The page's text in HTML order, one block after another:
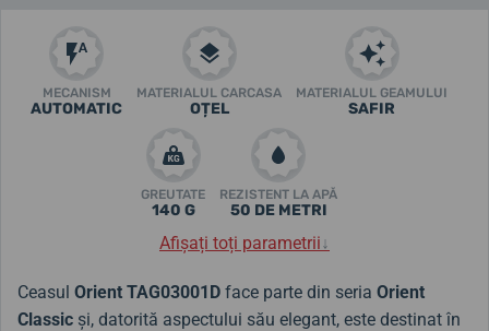
MECANISM
AUTOMATIC
MATERIALUL CARCASA
OȚEL
MATERIALUL GEAMULUI
SAFIR
GREUTATE
140 G
REZISTENT LA APĂ
50 DE METRI
Afișați toți parametrii↓
Ceasul Orient TAG03001D face parte din seria Orient
Classic și, datorită aspectului său elegant, este destinat în